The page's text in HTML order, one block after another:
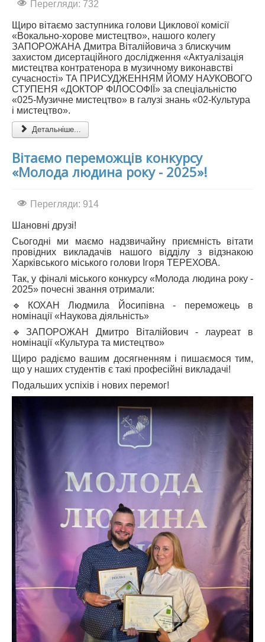
СТУДЕНТУ
КАБІНЕТ МЕТОДИСТА
НАВЧАЛЬНО-ВИХОВНА РОБОТА
МИСТЕЦЬКІ ПРОЄКТИ
БІБЛІОТЕКА, ФОНОТЕКА
МИСТЕЦЬКА ШКОЛА ПРИ ХМФК
Перегляди: 732
Щиро вітаємо заступника голови Циклової комісії
«Вокально-хорове мистецтво», нашого колегу
ЗАПОРОЖАНА Дмитра Віталійовича з блискучим
захистом дисертаційного дослідження «Актуалізація
мистецтва контратенора в музичному виконавстві
сучасності» ТА ПРИСУДЖЕННЯМ ЙОМУ НАУКОВОГО
СТУПЕНЯ «ДОКТОР ФІЛОСОФІЇ» за спеціальністю
«025-Музичне мистецтво» в галузі знань «02-Культура
і мистецтво».
Детальніше...
Вітаємо переможців конкурсу
«Молода людина року - 2025»!
Перегляди: 914
Шановні друзі!
Сьогодні ми маємо надзвичайну приємність вітати
провідних викладачів нашого відділу з відзнакою
Харківського міського голови Ігоря ТЕРЕХОВА.
Так, у фіналі міського конкурсу «Молода людина року -
2025» почесні звання отримали:
🔹КОХАН Людмила Йосипівна - переможець в
номінації «Наукова діяльність»
🔹ЗАПОРОЖАН Дмитро Віталійович - лауреат в
номінації «Культура та мистецтво»
Щиро радіємо вашим досягненням і пишаємося тим,
що у наших студентів є такі професійні викладачі!
Подальших успіхів і нових перемог!